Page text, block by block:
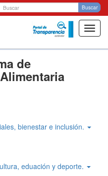
Buscar
de
bienestar e inclusión.
eduación y deporte.